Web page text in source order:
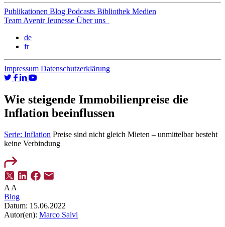
Publikationen Blog Podcasts Bibliothek Medien
Team Avenir Jeunesse Über uns
de
fr
Impressum Datenschutzerklärung
Wie steigende Immobilienpreise die
Inflation beeinflussen
Serie: Inflation Preise sind nicht gleich Mieten – unmittelbar besteht
keine Verbindung
A A
Blog
Datum: 15.06.2022
Autor(en): Marco Salvi